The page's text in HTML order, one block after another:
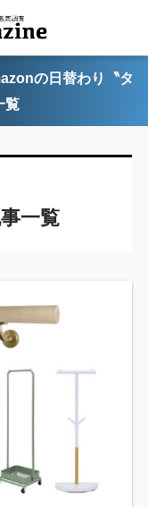
の日替わり〝タ
覧
一覧